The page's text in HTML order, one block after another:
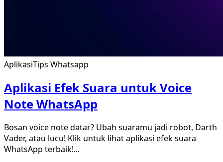
AplikasiTips Whatsapp
Aplikasi Efek Suara untuk Voice
Note WhatsApp
Bosan voice note datar? Ubah suaramu jadi robot, Darth
Vader, atau lucu! Klik untuk lihat aplikasi efek suara
WhatsApp terbaik!...